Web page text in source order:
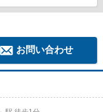
お問い合わせ